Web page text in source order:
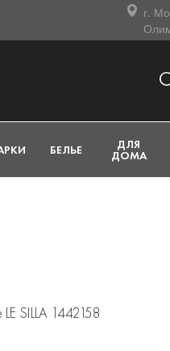
г.
БЕЛЬЕ ДЛЯ
ДОМА
SILLA 1442158